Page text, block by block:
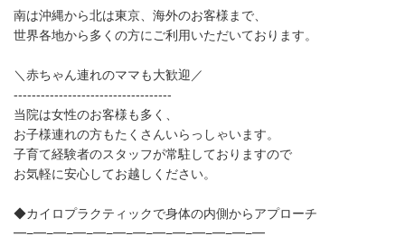
南は沖縄から北は東京、海外のお客様まで、
世界各地から多くの方にご利用いただいております。
＼赤ちゃん連れのママも大歓迎／
-----------------------------------
当院は女性のお客様も多く、
お子様連れの方もたくさんいらっしゃいます。
子育て経験者のスタッフが常駐しておりますので
お気軽に安心してお越しください。
◆カイロプラクティックで身体の内側からアプローチ
━−━−━−━−━−━−━−━−━−━−━−━−━